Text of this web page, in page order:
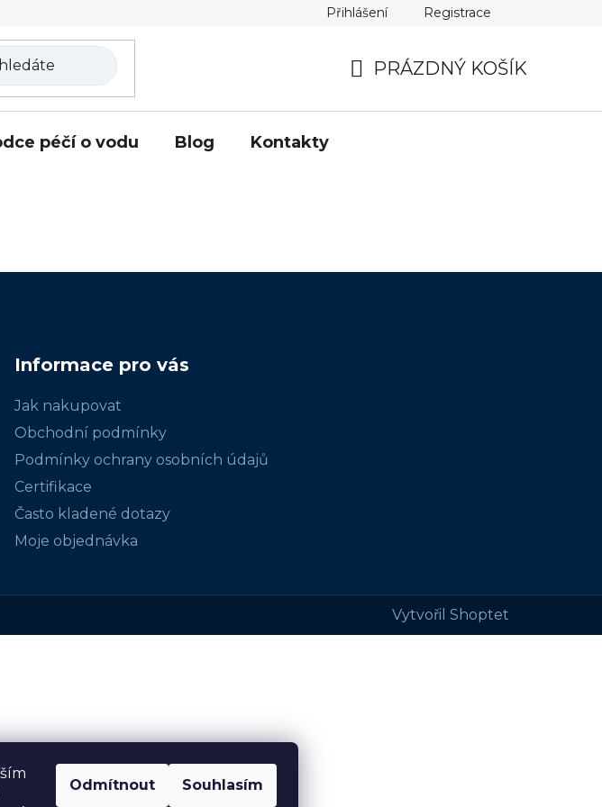
Odmítnout Souhlasím
Moje objednávka
Přihlášení Registrace
PRÁZDNÝ KOŠÍK
péčí o vodu Blog Kontakty
Informace pro vás
Jak nakupovat
Obchodní podmínky
Podmínky ochrany osobních údajů
Certifikace
Často kladené dotazy
Moje objednávka
Vytvořil Shoptet